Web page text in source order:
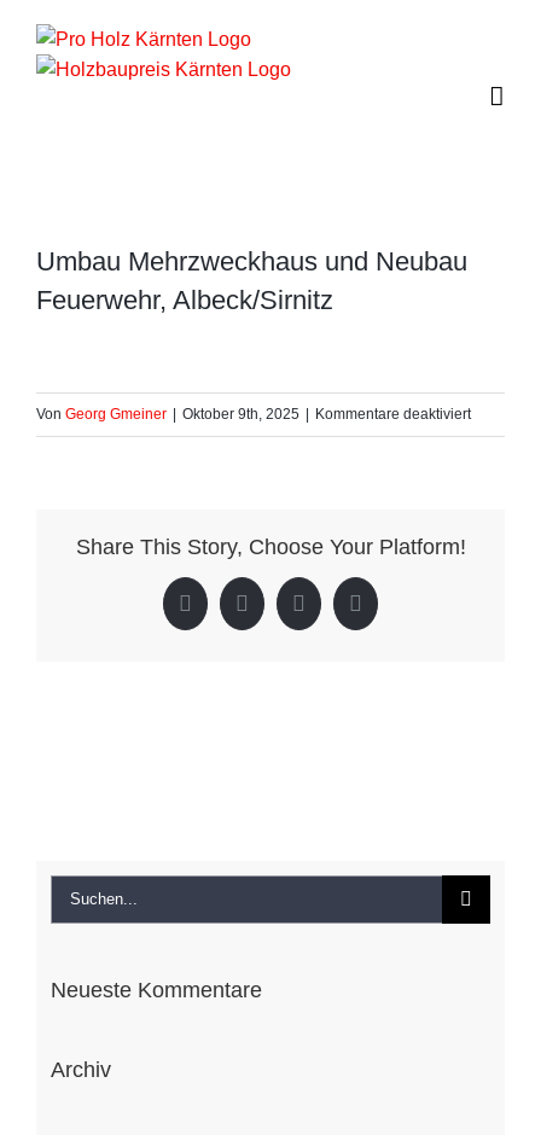
Inhalt
springen
Umbau Mehrzweckhaus und Neubau
Feuerwehr, Albeck/Sirnitz
Von Georg Gmeiner | Oktober 9th, 2025 | Kommentare deaktiviertfür
Umbau
Share This Story, Choose Your Platform!
Facebook
X LinkedInPinterest
Suche
nach:
Neueste Kommentare
Archiv